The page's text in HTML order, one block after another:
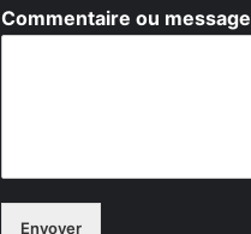
n
a
Commentaire ou message
Envoyer